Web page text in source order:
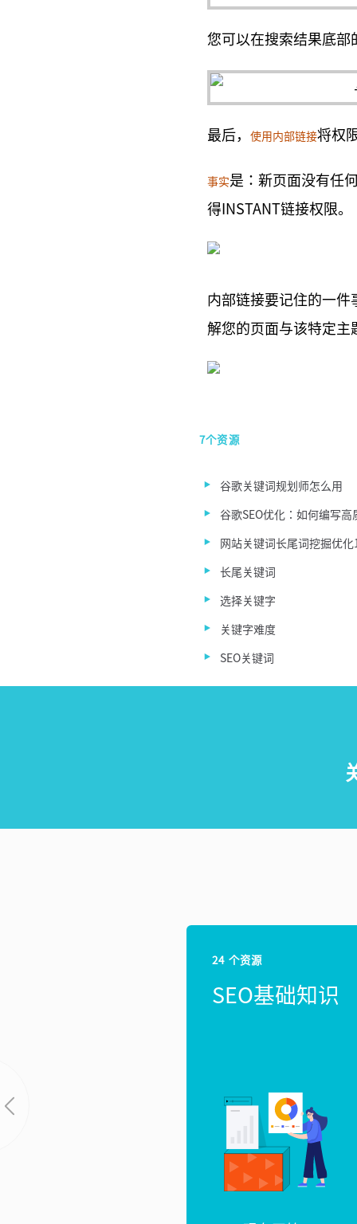
您可以在搜索结果底
最后， 使用内部链接将权
事实是：新页面没有任
得INSTANT链接权限。
内部链接要记住的一
解您的页面与该特定主
7个资源
谷歌关键词规划师怎么用
谷歌SEO优化：如何编写高
网站关键词长尾词挖掘优
长尾关键词
选择关键字
关键字难度
SEO关键词
24 个资源
SEO基础知识